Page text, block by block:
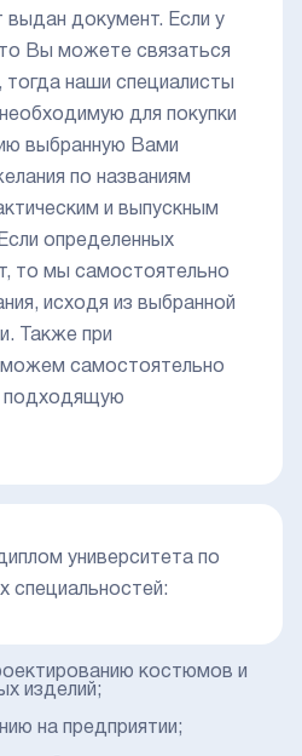
выдан документ. Если у
Вы можете связаться
наши специалисты
для покупки
выбранную Вами
по названиям
и выпускным
определенных
то мы самостоятельно
исходя из выбранной
Также при
самостоятельно
подходящую
университета по
специальностей:
костюмов и
изделий;
на предприятии;